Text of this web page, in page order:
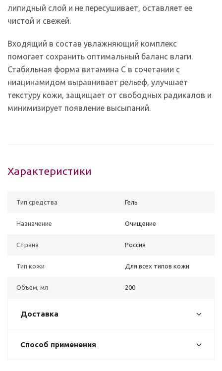
липидный слой и не пересушивает, оставляет ее
чистой и свежей.
Входящий в состав увлажняющий комплекс
помогает сохранить оптимальный баланс влаги.
Стабильная форма витамина С в сочетании с
ниацинамидом выравнивает рельеф, улучшает
текстуру кожи, защищает от свободных радикалов и
минимизирует появление высыпаний.
Характеристики
Тип средства Гель
Назначение Очищение
Страна Россия
Тип кожи Для всех типов кожи
Объем, мл 200
Доставка
Способ применения